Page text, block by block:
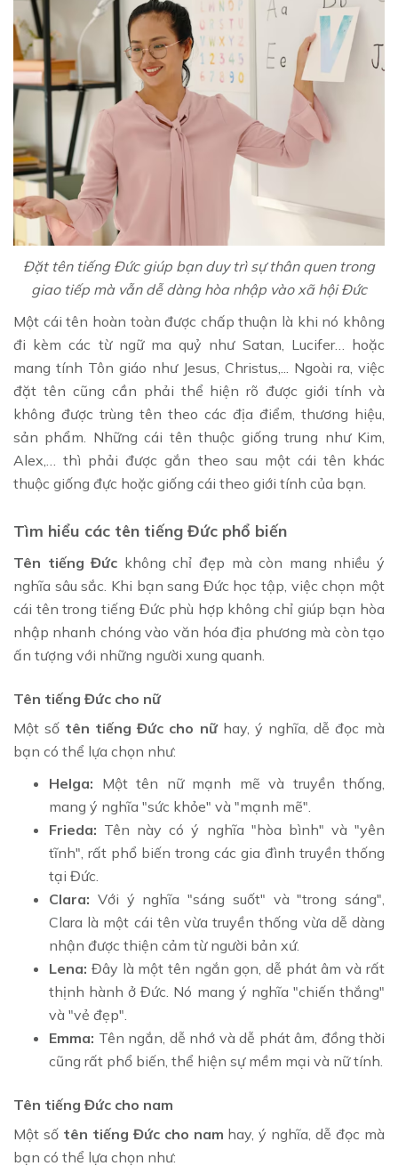
Đặt tên tiếng Đức giúp bạn duy trì sự thân quen trong
giao tiếp mà vẫn dễ dàng hòa nhập vào xã hội Đức
Một cái tên hoàn toàn được chấp thuận là khi nó không
đi kèm các từ ngữ ma quỷ như Satan, Lucifer… hoặc
mang tính Tôn giáo như Jesus, Christus,... Ngoài ra, việc
đặt tên cũng cần phải thể hiện rõ được giới tính và
không được trùng tên theo các địa điểm, thương hiệu,
sản phẩm. Những cái tên thuộc giống trung như Kim,
Alex,… thì phải được gắn theo sau một cái tên khác
thuộc giống đực hoặc giống cái theo giới tính của bạn.
Tìm hiểu các tên tiếng Đức phổ biến
Tên tiếng Đức không chỉ đẹp mà còn mang nhiều ý
nghĩa sâu sắc. Khi bạn sang Đức học tập, việc chọn một
cái tên trong tiếng Đức phù hợp không chỉ giúp bạn hòa
nhập nhanh chóng vào văn hóa địa phương mà còn tạo
ấn tượng với những người xung quanh.
Tên tiếng Đức cho nữ
Một số tên tiếng Đức cho nữ hay, ý nghĩa, dễ đọc mà
bạn có thể lựa chọn như:
Helga: Một tên nữ mạnh mẽ và truyền thống,
mang ý nghĩa "sức khỏe" và "mạnh mẽ".
Frieda: Tên này có ý nghĩa "hòa bình" và "yên
tĩnh", rất phổ biến trong các gia đình truyền thống
tại Đức.
Clara: Với ý nghĩa "sáng suốt" và "trong sáng",
Clara là một cái tên vừa truyền thống vừa dễ dàng
nhận được thiện cảm từ người bản xứ.
Lena: Đây là một tên ngắn gọn, dễ phát âm và rất
thịnh hành ở Đức. Nó mang ý nghĩa "chiến thắng"
và "vẻ đẹp".
Emma: Tên ngắn, dễ nhớ và dễ phát âm, đồng thời
cũng rất phổ biến, thể hiện sự mềm mại và nữ tính.
Tên tiếng Đức cho nam
Một số tên tiếng Đức cho nam hay, ý nghĩa, dễ đọc mà
bạn có thể lựa chọn như: